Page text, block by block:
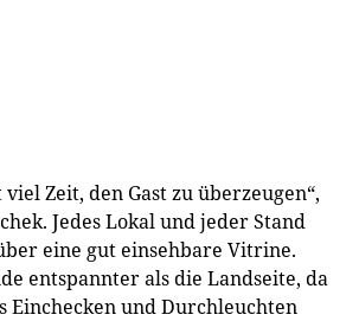
Zeit, den Gast zu überzeugen“,
Jedes Lokal und jeder Stand
eine gut einsehbare Vitrine.
entspannter als die Landseite, da
Einchecken und Durchleuchten